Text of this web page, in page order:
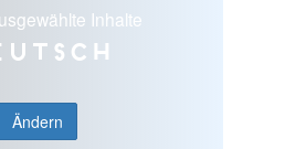
Inhalte
Ändern